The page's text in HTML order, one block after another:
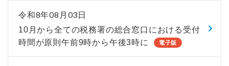
令和8年08月03日
10月から全ての税務署の総合窓口における受付
時間が原則午前9時から午後3時に
電子版